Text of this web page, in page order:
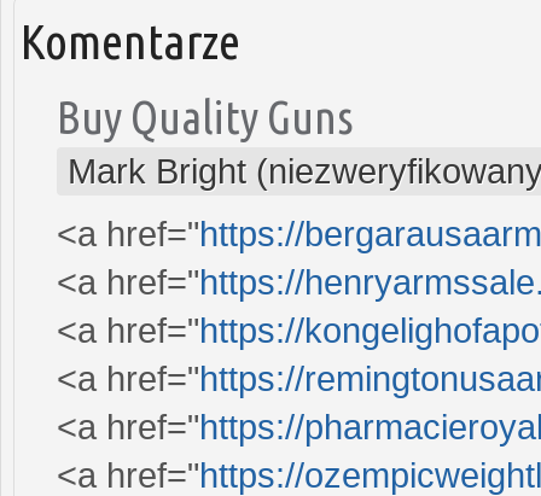
Komentarze
Buy Quality Guns
Mark Bright
<a href="https://
<a href="https://
<a href="https://
<a href="https://
<a href="https://
<a href="https://